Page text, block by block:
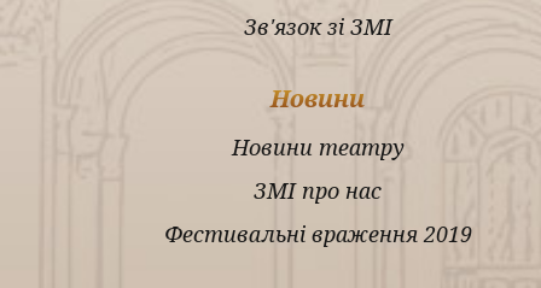
Зв'язок зі ЗМІ
Новини
Новини театру
ЗМІ про нас
Фестивальні враження 2019